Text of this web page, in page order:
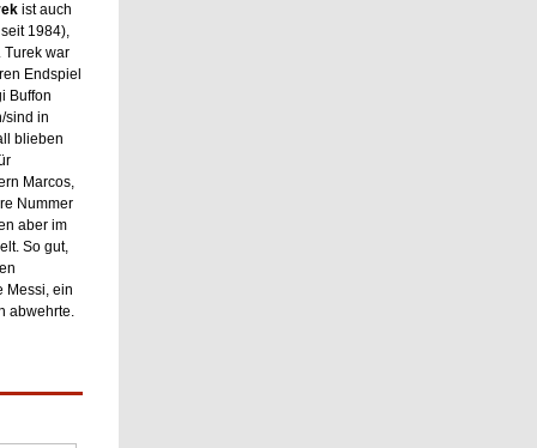
ist auch
1984),
Turek war
Endspiel
Buffon
sind in
blieben
Marcos,
Nummer
aber im
So gut,
Messi, ein
abwehrte.